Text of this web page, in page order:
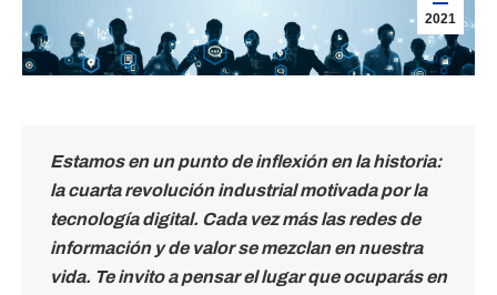
2021
Estamos en un punto de inflexión en la historia:
la cuarta revolución industrial motivada por la
tecnología digital. Cada vez más las redes de
información y de valor se mezclan en nuestra
vida. Te invito a pensar el lugar que ocuparás en